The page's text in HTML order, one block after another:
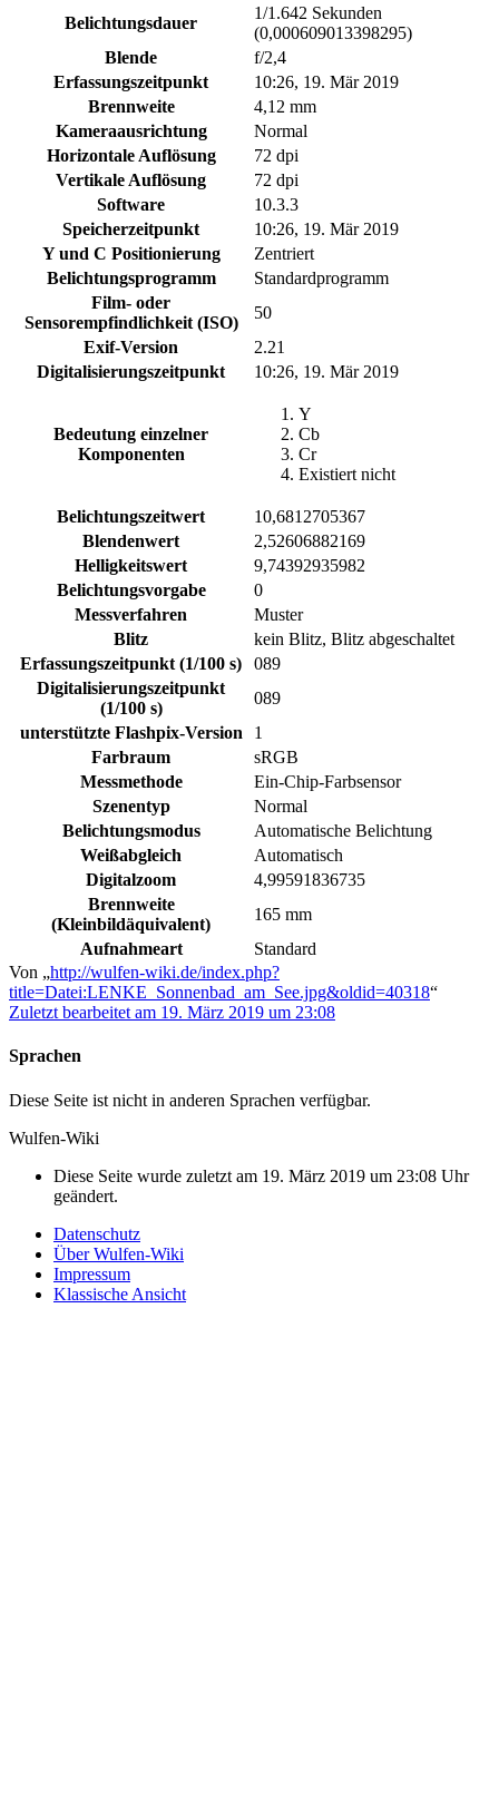
Belichtungsdauer
1/1.642 Sekunden
(0,000609013398295)
Blende
f/2,4
Erfassungszeitpunkt
10:26, 19. Mär 2019
Brennweite
4,12 mm
Kameraausrichtung
Normal
Horizontale Auflösung
72 dpi
Vertikale Auflösung
72 dpi
Software
10.3.3
Speicherzeitpunkt
10:26, 19. Mär 2019
Y und C Positionierung
Zentriert
Belichtungsprogramm
Standardprogramm
Film- oder
Sensorempfindlichkeit (ISO)
50
Exif-Version
2.21
Digitalisierungszeitpunkt
10:26, 19. Mär 2019
Bedeutung einzelner
Komponenten
Y
Cb
Cr
Existiert nicht
Belichtungszeitwert
10,6812705367
Blendenwert
2,52606882169
Helligkeitswert
9,74392935982
Belichtungsvorgabe
0
Messverfahren
Muster
Blitz
kein Blitz, Blitz abgeschaltet
Erfassungszeitpunkt (1/100 s)
089
Digitalisierungszeitpunkt
(1/100 s)
089
unterstützte Flashpix-Version
1
Farbraum
sRGB
Messmethode
Ein-Chip-Farbsensor
Szenentyp
Normal
Belichtungsmodus
Automatische Belichtung
Weißabgleich
Automatisch
Digitalzoom
4,99591836735
Brennweite
(Kleinbildäquivalent)
165 mm
Aufnahmeart
Standard
Von „http://wulfen-wiki.de/index.php?
title=Datei:LENKE_Sonnenbad_am_See.jpg&oldid=40318“
Zuletzt bearbeitet am 19. März 2019 um 23:08
Sprachen
Diese Seite ist nicht in anderen Sprachen verfügbar.
Wulfen-Wiki
Diese Seite wurde zuletzt am 19. März 2019 um 23:08 Uhr
geändert.
Datenschutz
Über Wulfen-Wiki
Impressum
Klassische Ansicht